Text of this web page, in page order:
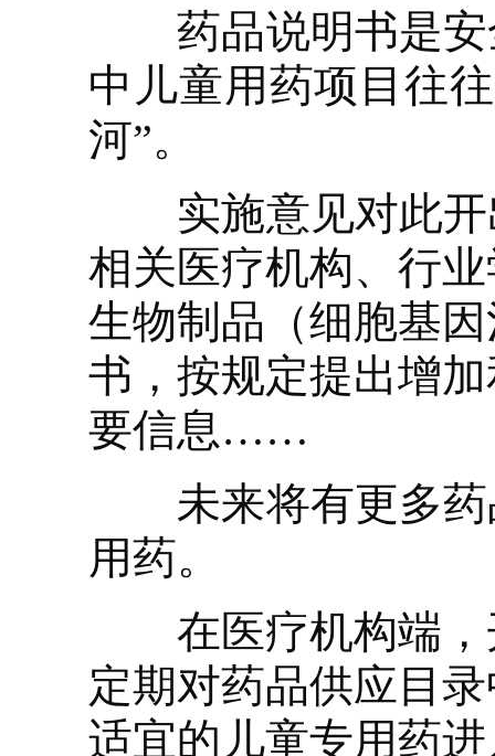
药品说明书是安
中儿童用药项目往
河”。
实施意见对此开
相关医疗机构、行
生物制品（细胞基
书，按规定提出增
要信息……
未来将有更多药
用药。
在医疗机构端，
定期对药品供应目
适宜的儿童专用药